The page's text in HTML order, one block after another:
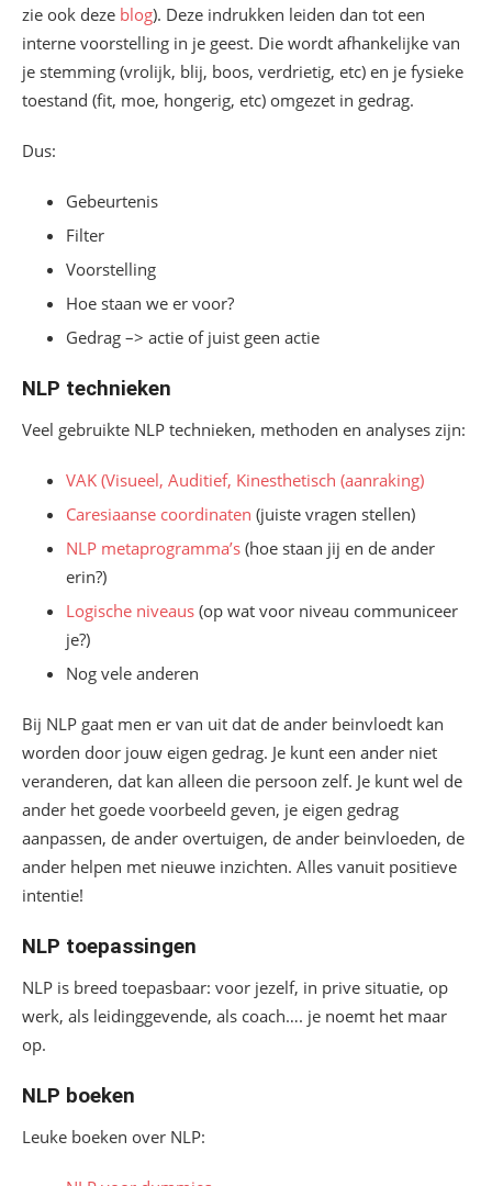
zie ook deze blog). Deze indrukken leiden dan tot een
interne voorstelling in je geest. Die wordt afhankelijke van
je stemming (vrolijk, blij, boos, verdrietig, etc) en je fysieke
toestand (fit, moe, hongerig, etc) omgezet in gedrag.
Dus:
Gebeurtenis
Filter
Voorstelling
Hoe staan we er voor?
Gedrag –> actie of juist geen actie
NLP technieken
Veel gebruikte NLP technieken, methoden en analyses zijn:
VAK (Visueel, Auditief, Kinesthetisch (aanraking)
Caresiaanse coordinaten (juiste vragen stellen)
NLP metaprogramma’s (hoe staan jij en de ander
erin?)
Logische niveaus (op wat voor niveau communiceer
je?)
Nog vele anderen
Bij NLP gaat men er van uit dat de ander beinvloedt kan
worden door jouw eigen gedrag. Je kunt een ander niet
veranderen, dat kan alleen die persoon zelf. Je kunt wel de
ander het goede voorbeeld geven, je eigen gedrag
aanpassen, de ander overtuigen, de ander beinvloeden, de
ander helpen met nieuwe inzichten. Alles vanuit positieve
intentie!
NLP toepassingen
NLP is breed toepasbaar: voor jezelf, in prive situatie, op
werk, als leidinggevende, als coach…. je noemt het maar
op.
NLP boeken
Leuke boeken over NLP: